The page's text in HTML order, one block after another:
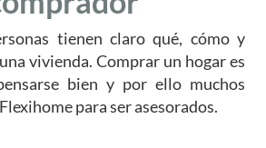
tienen claro qué, cómo y
vivienda. Comprar un hogar es
bien y por ello muchos
para ser asesorados.